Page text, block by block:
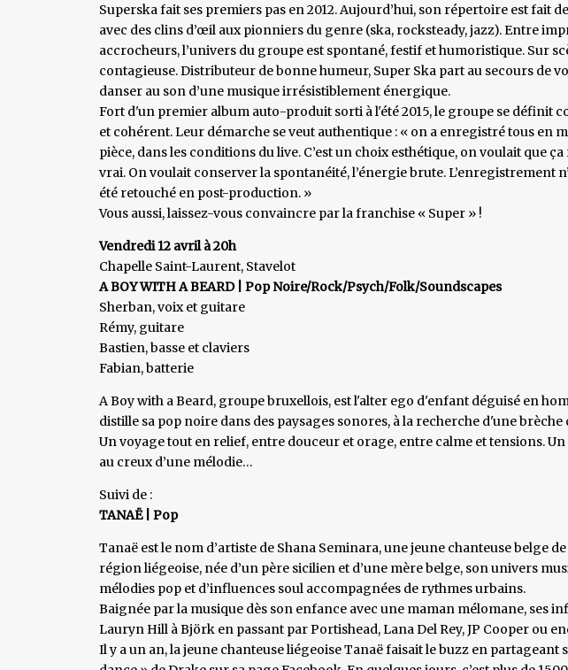
Superska fait ses premiers pas en 2012. Aujourd’hui, son répertoire est fait
avec des clins d’œil aux pionniers du genre (ska, rocksteady, jazz). Entre
accrocheurs, l’univers du groupe est spontané, festif et humoristique. Sur
contagieuse. Distributeur de bonne humeur, Super Ska part au secours de
danser au son d’une musique irrésistiblement énergique.
Fort d'un premier album auto-produit sorti à l'été 2015, le groupe se définit
et cohérent. Leur démarche se veut authentique : « on a enregistré tous en
pièce, dans les conditions du live. C’est un choix esthétique, on voulait que
vrai. On voulait conserver la spontanéité, l’énergie brute. L’enregistrement
été retouché en post-production. »
Vous aussi, laissez-vous convaincre par la franchise « Super » !
Vendredi 12 avril à 20h
Chapelle Saint-Laurent, Stavelot
A BOY WITH A BEARD | Pop Noire/Rock/Psych/Folk/Soundscapes
Sherban, voix et guitare
Rémy, guitare
Bastien, basse et claviers
Fabian, batterie
A Boy with a Beard, groupe bruxellois, est l'alter ego d'enfant déguisé en
distille sa pop noire dans des paysages sonores, à la recherche d'une
Un voyage tout en relief, entre douceur et orage, entre calme et tensions. Un
au creux d’une mélodie…
Suivi de :
TANAË | Pop
Tanaë est le nom d’artiste de Shana Seminara, une jeune chanteuse belge
région liégeoise, née d’un père sicilien et d’une mère belge, son univers
mélodies pop et d’influences soul accompagnées de rythmes urbains.
Baignée par la musique dès son enfance avec une maman mélomane, ses
Lauryn Hill à Björk en passant par Portishead, Lana Del Rey, JP Cooper ou
Il y a un an, la jeune chanteuse liégeoise Tanaë faisait le buzz en partageant